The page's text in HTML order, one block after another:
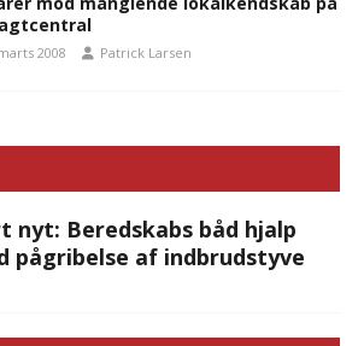
2008 Patrick Larsen
nyt: Beredskabs båd hjalp
pågribelse af indbrudstyve